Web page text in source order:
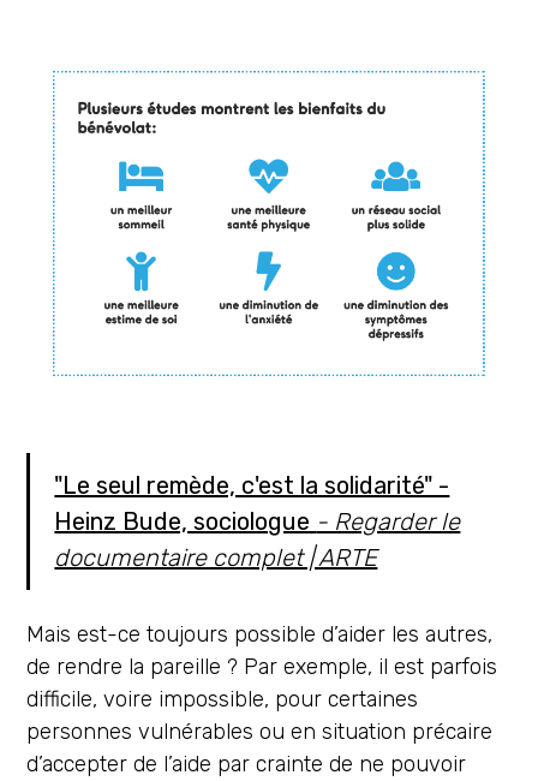
"Le seul remède, c'est la solidarité" -
Heinz Bude, sociologue - Regarder le
documentaire complet | ARTE
Mais est-ce toujours possible d’aider les autres,
de rendre la pareille ? Par exemple, il est parfois
difficile, voire impossible, pour certaines
personnes vulnérables ou en situation précaire
d’accepter de l’aide par crainte de ne pouvoir